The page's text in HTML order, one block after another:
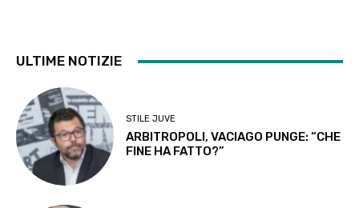
ULTIME NOTIZIE
STILE JUVE
ARBITROPOLI, VACIAGO PUNGE: “CHE
FINE HA FATTO?”